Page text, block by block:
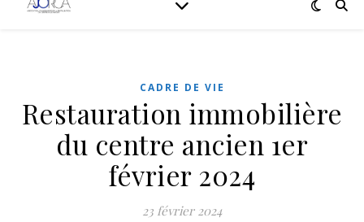
CADRE DE VIE
Restauration immobilière
du centre ancien 1er
février 2024
23 février 2024